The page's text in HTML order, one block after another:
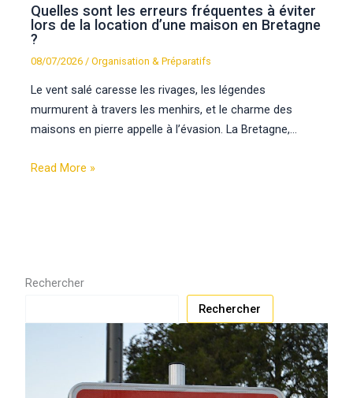
Quelles sont les erreurs fréquentes à éviter
lors de la location d’une maison en Bretagne
?
08/07/2026 /Organisation & Préparatifs
Le vent salé caresse les rivages, les légendes
murmurent à travers les menhirs, et le charme des
maisons en pierre appelle à l’évasion. La Bretagne,…
Read More »
Rechercher
Rechercher